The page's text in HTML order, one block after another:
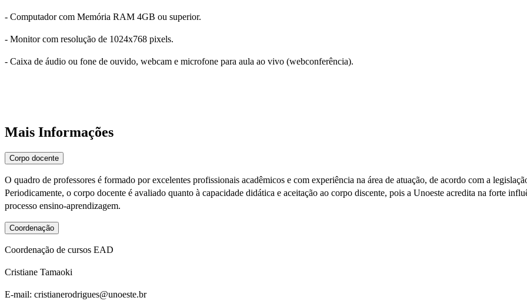
- Computador com Memória RAM 4GB ou superior.
- Monitor com resolução de 1024x768 pixels.
- Caixa de áudio ou fone de ouvido, webcam e microfone para aula ao vivo (webconferência).
Mais Informações
Corpo docente
O quadro de professores é formado por excelentes profissionais acadêmicos e com experiência na área de atuação, de acordo com a
Periodicamente, o corpo docente é avaliado quanto à capacidade didática e aceitação ao corpo discente, pois a Unoeste acredita na forte
processo ensino-aprendizagem.
Coordenação
Coordenação de cursos EAD
Cristiane Tamaoki
E-mail: cristianerodrigues@unoeste.br